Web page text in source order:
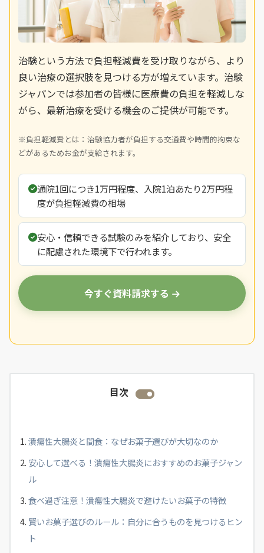
治験という方法で負担軽減費を受け取りながら、より
良い治療の選択肢を見つける方が増えています。治験
ジャパンでは参加者の皆様に医療費の負担を軽減しな
がら、最新治療を受ける機会のご提供が可能です。
※負担軽減費とは：治験協力者が負担する交通費や時間的拘束な
どがあるためお金が支給されます。
通院1回につき1万円程度、入院1泊あたり2万円程
度が負担軽減費の相場
安心・信頼できる試験のみを紹介しており、安全
に配慮された環境下で行われます。
今すぐ資料請求する
目次
潰瘍性大腸炎と間食：なぜお菓子選びが大切なのか
安心して選べる！潰瘍性大腸炎におすすめのお菓子ジャン
ル
食べ過ぎ注意！潰瘍性大腸炎で避けたいお菓子の特徴
賢いお菓子選びのルール：自分に合うものを見つけるヒン
ト